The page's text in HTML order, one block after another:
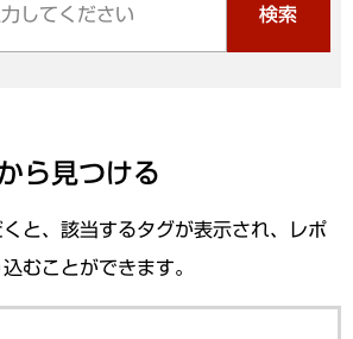
検索
ら見つける
と、該当するタグが表示され、レポ
むことができます。